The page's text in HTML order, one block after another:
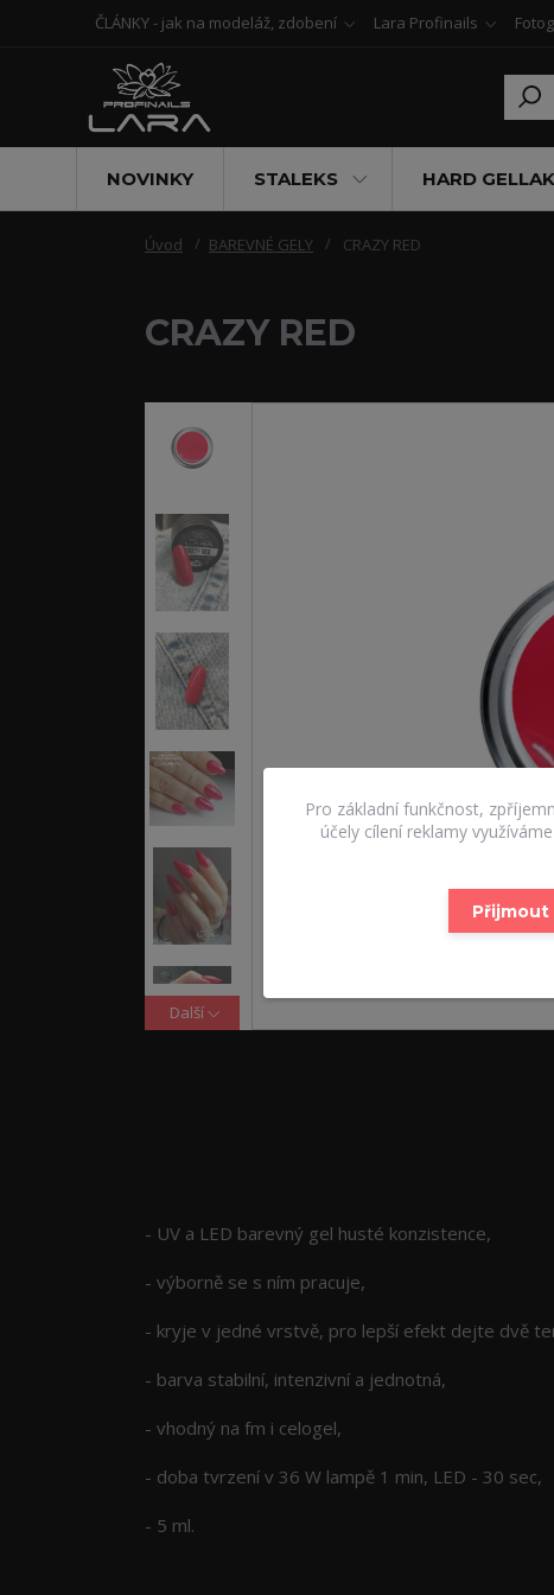
ČLÁNKY - jak na modeláž, zdobení Lara Profinails
NOVINKY STALEKS HARD
Úvod BAREVNÉ GELY CRAZY RED
CRAZY RED
Další
- UV a LED barevný gel husté konzistence,
- výborně se s ním pracuje,
- kryje v jedné vrstvě, pro lepší efekt dejte dvě
- barva stabilní, intenzivní a jednotná,
- vhodný na fm i celogel,
- doba tvrzení v 36 W lampě 1 min, LED - 30 sec,
- 5 ml.
Pro základní funkčnost,
účely cílení reklamy